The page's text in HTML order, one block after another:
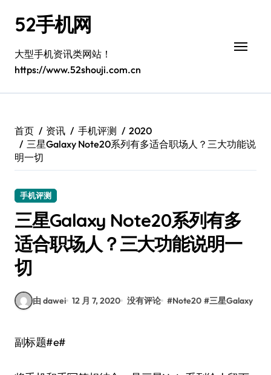
52手机网
大型手机资讯类网站！
https://www.52shouji.com.cn
首页 资讯 手机评测
2020
三星Galaxy Note20系列有多适合职场人？三大功能说
明一切
手机评测
三星Galaxy Note20系列有多
适合职场人？三大功能说明一
切
由 dawei 12 月 7, 2020 没有评论 #Note20 #三星Galaxy
副标题#e#